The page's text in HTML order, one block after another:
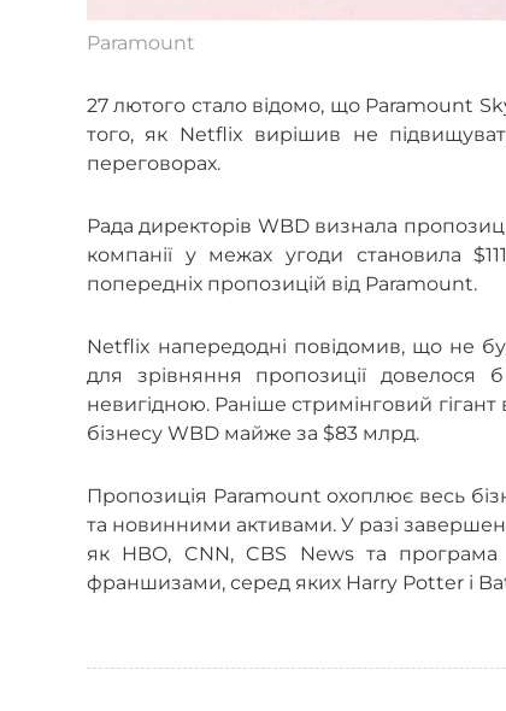
Paramount
27 лютого стало відомо, що Paramount
того, як Netflix вирішив не
переговорах.
Рада директорів WBD визнала
компанії у межах угоди становила
попередніх пропозицій від Paramount.
Netflix напередодні повідомив, що не
для зрівняння пропозиції довелося
невигідною. Раніше стримінговий
бізнесу WBD майже за $83 млрд.
Пропозиція Paramount охоплює весь
та новинними активами. У разі
як HBO, CNN, CBS News та
франшизами, серед яких Harry Potter і